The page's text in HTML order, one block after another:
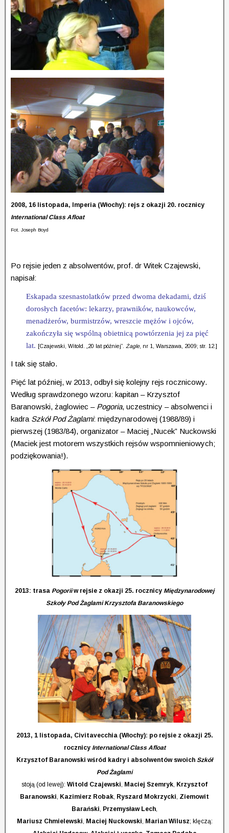
2008, 16 listopada, Imperia (Włochy): rejs z okazji 20. rocznicy
International Class Afloat
Fot. Joseph Boyd
Po rejsie jeden z absolwentów, prof. dr Witek Czajewski,
napisał:
Eskapada szesnastolatków przed dwoma dekadami, dziś
dorosłych facetów: lekarzy, prawników, naukowców,
menadżerów, burmistrzów, wreszcie mężów i ojców,
zakończyła się wspólną obietnicą powtórzenia jej za pięć
lat. [Czajewski, Witold. „20 lat później”. Żagle, nr 1, Warszawa, 2009; str. 12.]
I tak się stało.
Pięć lat później, w 2013, odbył się kolejny rejs rocznicowy.
Według sprawdzonego wzoru: kapitan – Krzysztof
Baranowski, żaglowiec – Pogoria, uczestnicy – absolwenci i
kadra Szkół Pod Żaglami: międzynarodowej (1988/89) i
pierwszej (1983/84), organizator – Maciej „Nucek” Nuckowski
(Maciek jest motorem wszystkich rejsów wspomnieniowych;
podziękowania!).
2013: trasa Pogoriiw rejsie z okazji 25. rocznicy Międzynarodowej
Szkoły Pod Żaglami Krzysztofa Baranowskiego
2013, 1 listopada, Civitavecchia (Włochy): po rejsie z okazji 25.
rocznicy International Class Afloat
Krzysztof Baranowski wśród kadry i absolwentów swoich Szkół
Pod Żaglami
stoją (od lewej): Witold Czajewski, Maciej Szemryk, Krzysztof
Baranowski, Kazimierz Robak, Ryszard Mokrzycki, Ziemowit
Barański, Przemysław Lech,
Mariusz Chmielewski, Maciej Nuckowski, Marian Wilusz; klęczą: